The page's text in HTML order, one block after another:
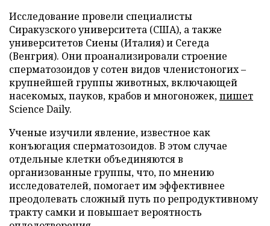
Исследование провели специалисты
Сиракузского университета (США), а также
университетов Сиены (Италия) и Сегеда
(Венгрия). Они проанализировали строение
сперматозоидов у сотен видов членистоногих –
крупнейшей группы животных, включающей
насекомых, пауков, крабов и многоножек,пишет
Science Daily.
Ученые изучили явление, известное как
конъюгация сперматозоидов. В этом случае
отдельные клетки объединяются в
организованные группы, что, по мнению
исследователей, помогает им эффективнее
преодолевать сложный путь по репродуктивному
тракту самки и повышает вероятность